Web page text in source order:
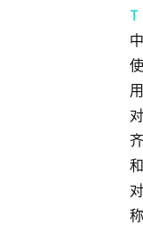
T
中
使
用
对
齐
和
对
称